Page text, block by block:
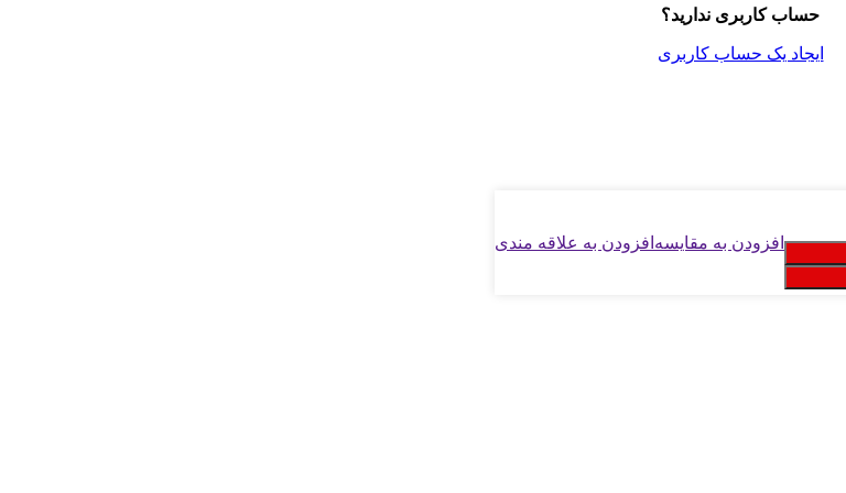
حساب کاربری ندارید؟
ایجاد یک حساب کاربری
افزودن به مقایسه افزودن به علاقه مندی